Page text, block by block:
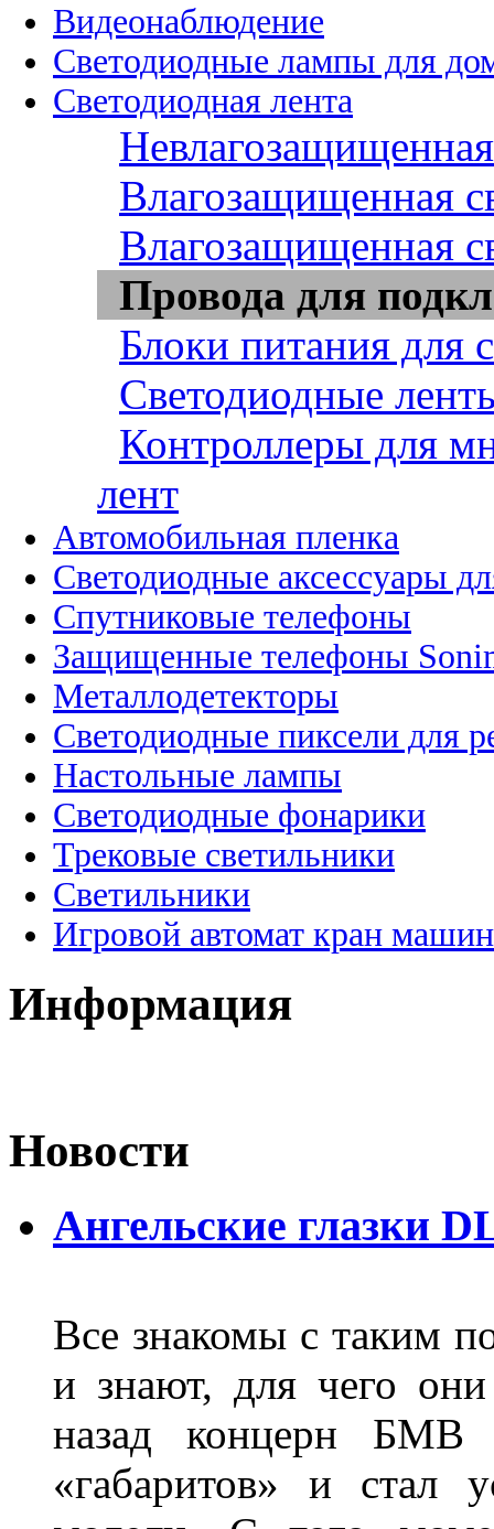
Видеонаблюдение
Светодиодные лампы для
Светодиодная лента
Влагозащищенная
Влагозащищенная
Провода для
Блоки питания для
Светодиодные
Контроллеры для
лент
Автомобильная пленка
Светодиодные аксессуары
Спутниковые телефоны
Защищенные телефоны
Металлодетекторы
Светодиодные пиксели для
Настольные лампы
Светодиодные фонарики
Трековые светильники
Светильники
Игровой автомат кран
Информация
Новости
Ангельские глазки
Все знакомы с таким
и знают, для чего
назад концерн БМВ
«габаритов» и стал